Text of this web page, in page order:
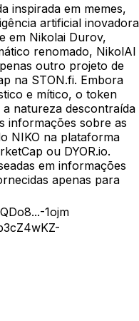
inspirada em memes,
artificial inovadora
em Nikolai Durov,
renomado, NikolAI
outro projeto de
na STON.fi. Embora
e mítico, o token
natureza descontraída
informações sobre as
NIKO na plataforma
ou DYOR.io.
em informações
apenas para
1ojm